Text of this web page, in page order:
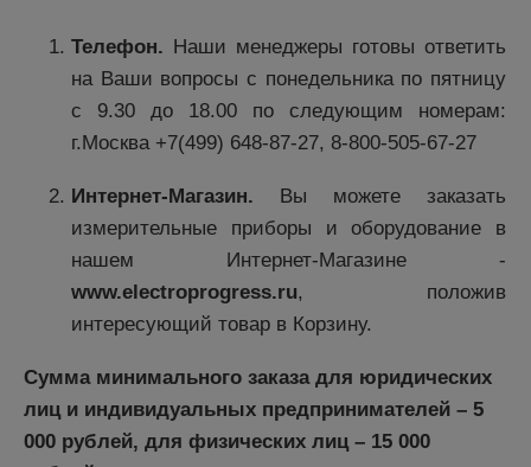
Телефон. Наши менеджеры готовы ответить
на Ваши вопросы с понедельника по пятницу
с 9.30 до 18.00 по следующим номерам:
г.Москва +7(499) 648-87-27, 8-800-505-67-27
Интернет-Магазин. Вы можете заказать
измерительные приборы и оборудование в
нашем Интернет-Магазине -
www.electroprogress.ru, положив
интересующий товар в Корзину.
Сумма минимального заказа для юридических
лиц и индивидуальных предпринимателей – 5
000 рублей, для физических лиц – 15 000